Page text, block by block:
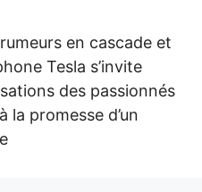
en cascade et
Tesla s’invite
des passionnés
la promesse d’un